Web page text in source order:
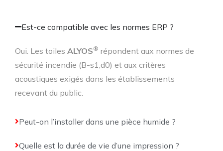
Est-ce compatible avec les normes ERP ?
Oui. Les toiles ALYOS® répondent aux normes de
sécurité incendie (B-s1,d0) et aux critères
acoustiques exigés dans les établissements
recevant du public.
Peut-on l’installer dans une pièce humide ?
Quelle est la durée de vie d’une impression ?